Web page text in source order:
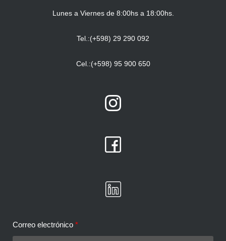
Lunes a Viernes de 8:00hs a 18:00hs.
Tel.:(+598) 29 290 092
Cel.:(+598) 95 900 650
Correo electrónico